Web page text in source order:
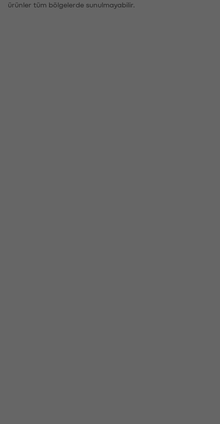
ürünler tüm bölgelerde sunulmayabilir.